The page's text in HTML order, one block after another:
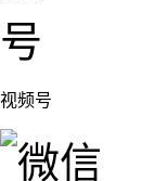
视频号